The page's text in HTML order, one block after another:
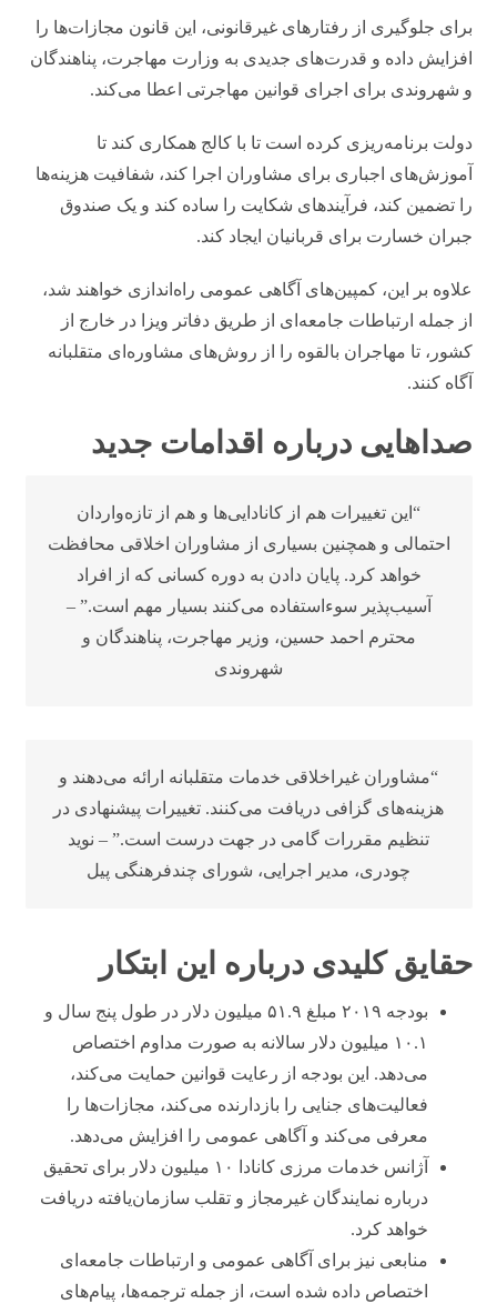
برای جلوگیری از رفتارهای غیرقانونی، این قانون مجازات‌ها را
افزایش داده و قدرت‌های جدیدی به وزارت مهاجرت، پناهندگان
و شهروندی برای اجرای قوانین مهاجرتی اعطا می‌کند.
دولت برنامه‌ریزی کرده است تا با کالج همکاری کند تا
آموزش‌های اجباری برای مشاوران اجرا کند، شفافیت هزینه‌ها
را تضمین کند، فرآیندهای شکایت را ساده کند و یک صندوق
جبران خسارت برای قربانیان ایجاد کند.
علاوه بر این، کمپین‌های آگاهی عمومی راه‌اندازی خواهند شد،
از جمله ارتباطات جامعه‌ای از طریق دفاتر ویزا در خارج از
کشور، تا مهاجران بالقوه را از روش‌های مشاوره‌ای متقلبانه
آگاه کنند.
صداهایی درباره اقدامات جدید
“این تغییرات هم از کانادایی‌ها و هم از تازه‌واردان
احتمالی و همچنین بسیاری از مشاوران اخلاقی محافظت
خواهد کرد. پایان دادن به دوره کسانی که از افراد
آسیب‌پذیر سوءاستفاده می‌کنند بسیار مهم است.” –
محترم احمد حسین، وزیر مهاجرت، پناهندگان و
شهروندی
“مشاوران غیراخلاقی خدمات متقلبانه ارائه می‌دهند و
هزینه‌های گزافی دریافت می‌کنند. تغییرات پیشنهادی در
تنظیم مقررات گامی در جهت درست است.” – نوید
چودری، مدیر اجرایی، شورای چندفرهنگی پیل
حقایق کلیدی درباره این ابتکار
بودجه ۲۰۱۹ مبلغ ۵۱.۹ میلیون دلار در طول پنج سال و
۱۰.۱ میلیون دلار سالانه به صورت مداوم اختصاص
می‌دهد. این بودجه از رعایت قوانین حمایت می‌کند،
فعالیت‌های جنایی را بازدارنده می‌کند، مجازات‌ها را
معرفی می‌کند و آگاهی عمومی را افزایش می‌دهد.
آژانس خدمات مرزی کانادا ۱۰ میلیون دلار برای تحقیق
درباره نمایندگان غیرمجاز و تقلب سازمان‌یافته دریافت
خواهد کرد.
منابعی نیز برای آگاهی عمومی و ارتباطات جامعه‌ای
اختصاص داده شده است، از جمله ترجمه‌ها، پیام‌های